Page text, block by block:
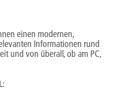
einen modernen,
Informationen rund
und von überall, ob am PC,